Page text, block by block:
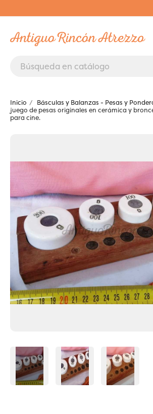
Inicio Básculas y Balanzas - Pesas y
juego de pesas originales en cerámica y
para cine.